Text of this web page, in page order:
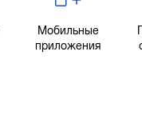
Мобильные
приложения